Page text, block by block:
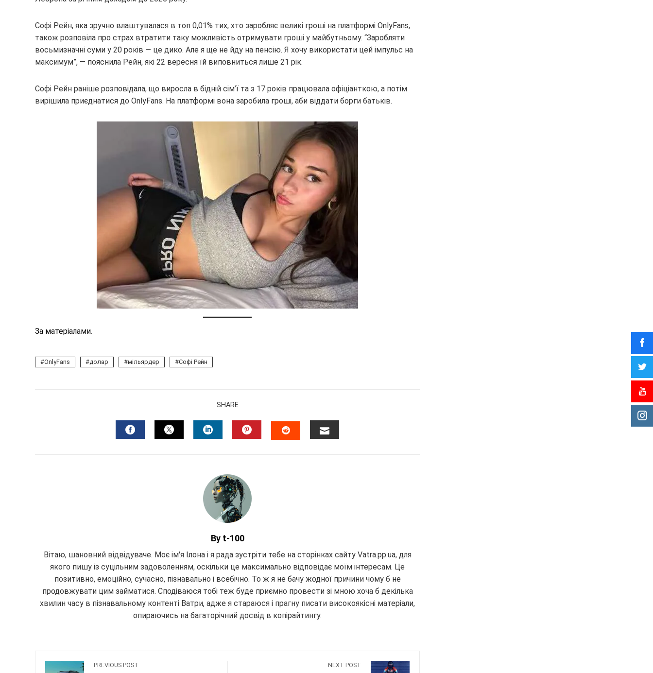
Софі Рейн, яка зручно влаштувалася в топ 0,01% тих, хто заробляє великі гроші на платформі OnlyFans,
також розповіла про страх втратити таку можливість отримувати гроші у майбутньому. “Заробляти
восьмизначні суми у 20 років — це дико. Але я ще не йду на пенсію. Я хочу використати цей імпульс на
максимум”, — пояснила Рейн, які 22 вересня їй виповниться лише 21 рік.
Софі Рейн раніше розповідала, що виросла в бідній сім’ї та з 17 років працювала офіціанткою, а потім
вирішила приєднатися до OnlyFans. На платформі вона заробила гроші, аби віддати борги батьків.
За матеріалами.
OnlyFans долар мільярдер Софі Рейн
SHARE
By t-100
Вітаю, шановний відвідуваче. Моє ім'я Ілона і я рада зустріти тебе на сторінках сайту Vatra.pp.ua, для
якого пишу із суцільним задоволенням, оскільки це максимально відповідає моїм інтересам. Це
позитивно, емоційно, сучасно, пізнавально і всебічно. То ж я не бачу жодної причини чому б не
продовжувати цим займатися. Сподіваюся тобі теж буде приємно провести зі мною хоча б декілька
хвилин часу в пізнавальному контенті Ватри, адже я стараюся і прагну писати високоякісні матеріали,
опираючись на багаторічний досвід в копірайтингу.
PREVIOUS POST NEXT POST